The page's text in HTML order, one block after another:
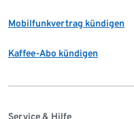
Mobilfunkvertrag kündigen
Kaffee-Abo kündigen
Service & Hilfe